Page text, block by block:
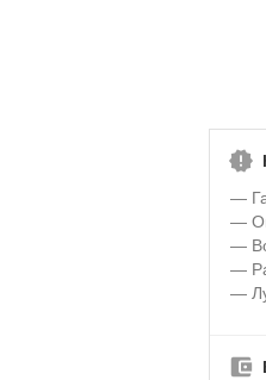
—
—
—
—
—